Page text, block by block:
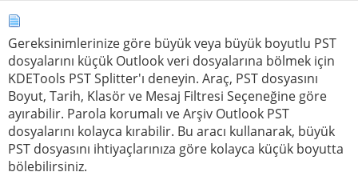
Gereksinimlerinize göre büyük veya büyük boyutlu PST
dosyalarını küçük Outlook veri dosyalarına bölmek için
KDETools PST Splitter'ı deneyin. Araç, PST dosyasını
Boyut, Tarih, Klasör ve Mesaj Filtresi Seçeneğine göre
ayırabilir. Parola korumalı ve Arşiv Outlook PST
dosyalarını kolayca kırabilir. Bu aracı kullanarak, büyük
PST dosyasını ihtiyaçlarınıza göre kolayca küçük boyutta
bölebilirsiniz.